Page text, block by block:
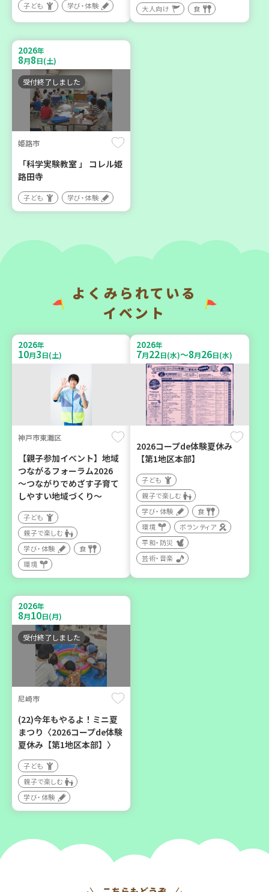
神戸市兵庫区
BOSAI(ぼうさい)教室～か
ぞくで楽しくまなぼうさい
～
学び・体験
平和・防災
神戸市東灘区
2026年
【第3地区本部】地域のつど
カフェ・つどい場
【第3地区本部】住み慣れた
（会場：兵庫）
ボランティア
2026年
9 6
西宮市
野菜を食べよう！ベジ活キ
ャンペーン【第２地区】
親子で楽しむ
学び・体験
2026年
10月6日(火)
西牟婁郡上富田町岩田
「フードプラン上富田みか
ん」バスで行く 産地見学＆
生産者交流会
学び・体験 食
2026年
豊岡市
大人の発達障がいを学び、
親子で心を軽くしません
か？
大人向け
子ども 学び・体験 大人向け 食
2026年
8月8日(土)
受付終了しました
姫路市
「科学実験教室 」 コレル姫
路田寺
子ども 学び・体験
よくみられている
イベント
2026年
10月3日(土)
神戸市東灘区
【親子参加イベント】地域
つながるフォーラム2026
～つながりでめざす子育て
しやすい地域づくり～
子ども
親子で楽しむ
学び・体験
食
環境
2026年
7月22日(水)～8月26日(水)
2026コープde体験夏休み
【第1地区本部】
子ども
親子で楽しむ
学び・体験
食
環境
ボランティア
平和・防災
芸術・音楽
2026年
8月10日(月)
受付終了しました
尼崎市
(22)今年もやるよ！ミニ夏
まつり〈2026コープde体験
夏休み【第1地区本部】〉
子ども
親子で楽しむ
学び・体験